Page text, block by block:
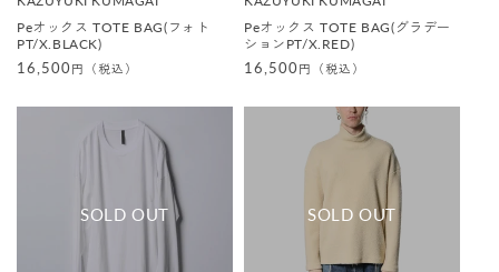
元
:
Peオックス TOTE BAG(フォト
PT/X.BLACK)
通
価
16,500円（税込）
元
:
Peオックス TOTE BAG(グラデー
ションPT/X.RED)
通
価
16,500円（税込）